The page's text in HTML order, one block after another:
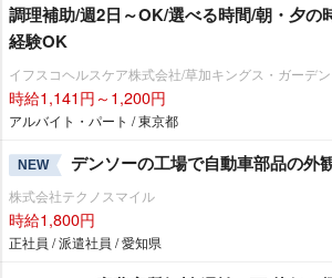
調理補助/週2日～OK/選べる時間/朝・夕の
経験OK
イフスコヘルスケア株式会社/草加キングス・ガーデン
時給1,141円～1,200円
アルバイト・パート / 東京都
NEW デンソーの工場で自動車部品の外
株式会社テクノスマイル
時給1,800円
正社員 / 派遣社員 / 愛知県